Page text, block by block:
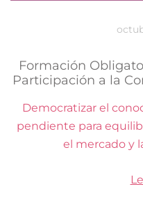
Formación
Participación a la
Democratizar el
pendiente para
el mercado y